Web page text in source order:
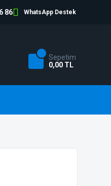
86 WhatsApp Destek
Sepetim
0,00 TL